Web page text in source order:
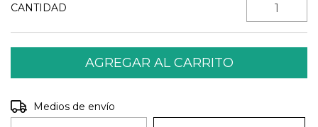
CANTIDAD
Entregas para el CP:
Medios de envío